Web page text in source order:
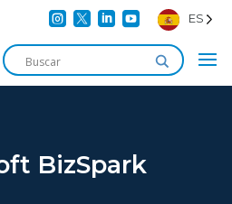
    ES
BizSpark